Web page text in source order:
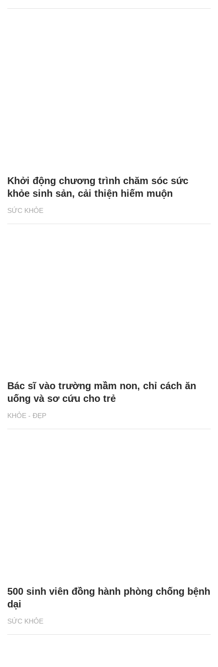
SỨC KHỎE
Khởi động chương trình chăm sóc sức
khỏe sinh sản, cải thiện hiếm muộn
KHỎE - ĐẸP
Bác sĩ vào trường mầm non, chỉ cách ăn
uống và sơ cứu cho trẻ
SỨC KHỎE
500 sinh viên đồng hành phòng chống bệnh
dại